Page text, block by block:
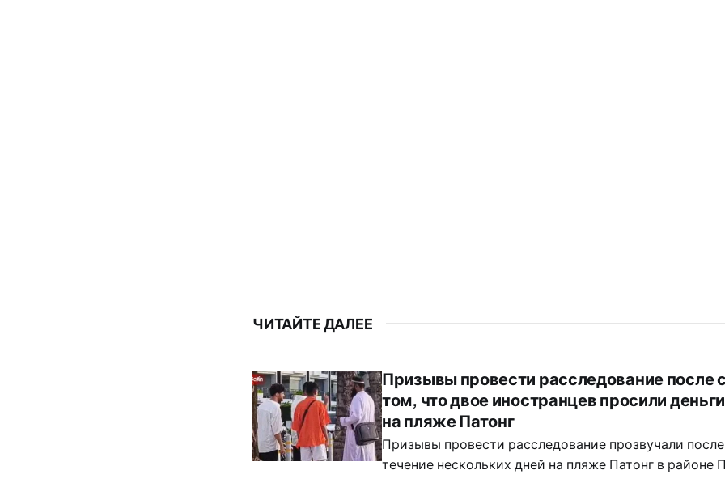
ЧИТАЙТЕ ДАЛЕЕ
Призывы провести расследование после
том, что двое иностранцев просили
на пляже Патонг
Призывы провести расследование прозвучали
течение нескольких дней на пляже Патонг в районе